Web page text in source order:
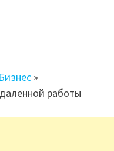
»
работы